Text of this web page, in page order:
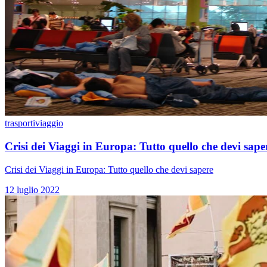
trasportiviaggio
Crisi dei Viaggi in Europa: Tutto quello che devi
Crisi dei Viaggi in Europa: Tutto quello che devi sapere
12 luglio 2022